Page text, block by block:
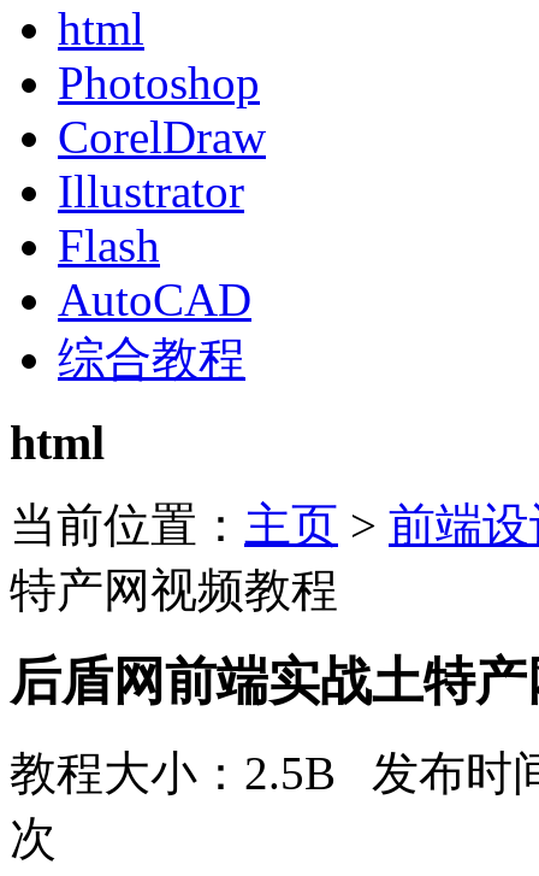
html
Photoshop
CorelDraw
Illustrator
Flash
AutoCAD
综合教程
html
当前位置： 主页 > 前端
特产网视频教程
后盾网前端实战土特
教程大小：2.5B 发布
次